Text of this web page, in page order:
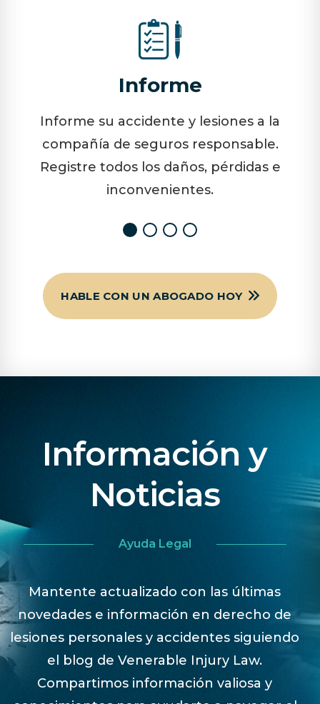
Informe
Informe su accidente y lesiones a la
compañía de seguros responsable.
Registre todos los daños, pérdidas e
inconvenientes.
HABLE CON UN ABOGADO HOY
Información y
Noticias
Ayuda Legal
Mantente actualizado con las últimas
novedades e información en derecho de
lesiones personales y accidentes siguiendo
el blog de Venerable Injury Law.
Compartimos información valiosa y